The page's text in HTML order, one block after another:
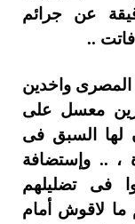
فيلم وثائقي مدته 15 دقيقة عن جرائم
فاتت ..
المصرى واخدين
معسل على
لها السبق فى
، .. وإستضافة
فى تضليلهم
ما لاقوش أمام